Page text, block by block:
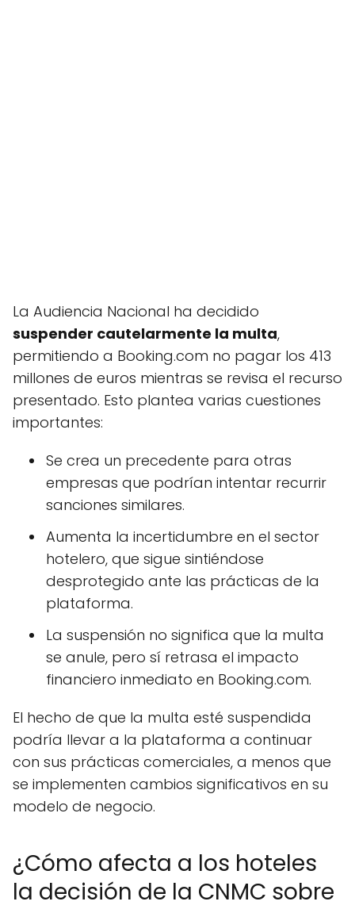
La Audiencia Nacional ha decidido
suspender cautelarmente la multa,
permitiendo a Booking.com no pagar los 413
millones de euros mientras se revisa el recurso
presentado. Esto plantea varias cuestiones
importantes:
Se crea un precedente para otras
empresas que podrían intentar recurrir
sanciones similares.
Aumenta la incertidumbre en el sector
hotelero, que sigue sintiéndose
desprotegido ante las prácticas de la
plataforma.
La suspensión no significa que la multa
se anule, pero sí retrasa el impacto
financiero inmediato en Booking.com.
El hecho de que la multa esté suspendida
podría llevar a la plataforma a continuar
con sus prácticas comerciales, a menos que
se implementen cambios significativos en su
modelo de negocio.
¿Cómo afecta a los hoteles
la decisión de la CNMC sobre